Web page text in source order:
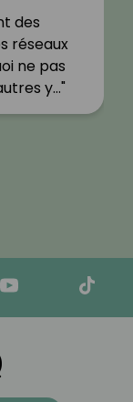
des
réseaux
ne pas
y…"